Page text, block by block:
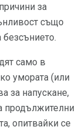
за
също
само в
умората (или
за напускане,
продължителни
опитвайки се